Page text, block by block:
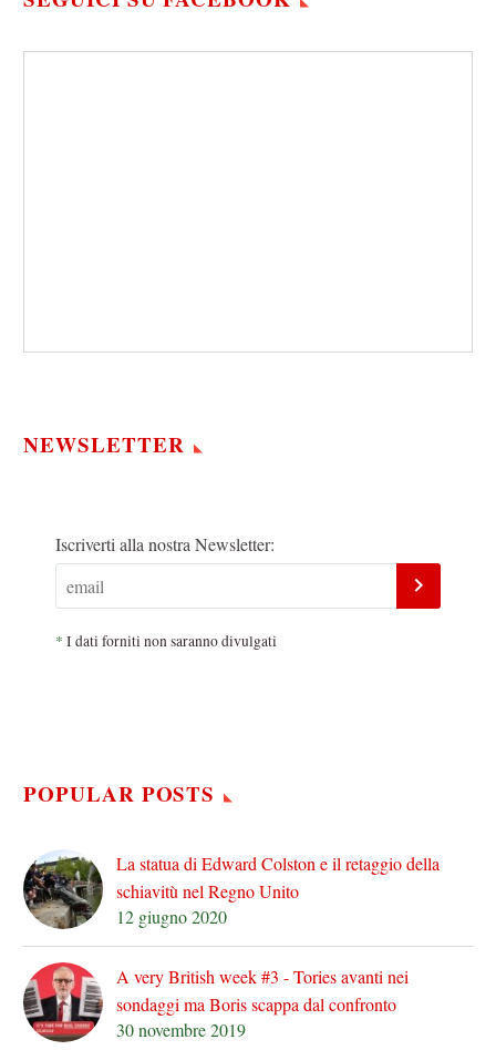
NEWSLETTER
Iscriverti alla nostra Newsletter:
* I dati forniti non saranno divulgati
POPULAR POSTS
La statua di Edward Colston e il retaggio della
schiavitù nel Regno Unito
12 giugno 2020
A very British week #3 - Tories avanti nei
sondaggi ma Boris scappa dal confronto
30 novembre 2019